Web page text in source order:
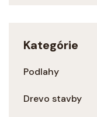
Kategórie
Podlahy
Drevo stavby